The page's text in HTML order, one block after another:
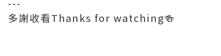
---
多謝收看Thanks for watching🍻